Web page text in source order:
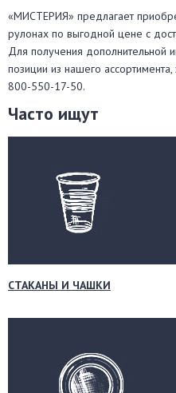
«МИСТЕРИЯ» предлагает
рулонах по выгодной цене с
Для получения дополнительной
позиции из нашего
800-550-17-50.
Часто ищут
СТАКАНЫ И ЧАШКИ